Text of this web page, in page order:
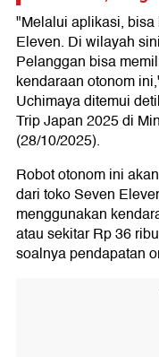
"Melalui aplikasi,
Eleven. Di wilayah
Pelanggan bisa
kendaraan otonom
Uchimaya ditemui
Trip Japan 2025 di
(28/10/2025).
Robot otonom ini
dari toko Seven
menggunakan
atau sekitar Rp 36
soalnya pendapatan